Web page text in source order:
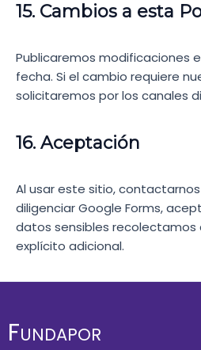
15. Cambios a esta
Publicaremos modificaciones
fecha. Si el cambio requiere
solicitaremos por los canales
16. Aceptación
Al usar este sitio,
diligenciar Google Forms,
datos sensibles
explícito adicional.
Fundapor